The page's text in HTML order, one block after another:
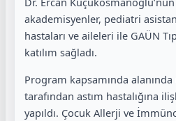
akademisyenler, pediatri
hastaları ve aileleri ile GAÜN
katılım sağladı.
Program kapsamında
tarafından astım hastalığına
yapıldı. Çocuk Allerji ve